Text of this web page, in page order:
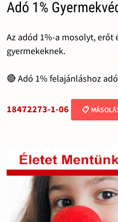
Adó 1%
Az adód 1%-a mosolyt, erőt
gyermekeknek.
🔴 Adó 1% felajánláshoz
18472273-1-06 📋